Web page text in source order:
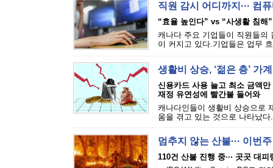
직원 감시 어디까지··· 컴
“효율 높인다” vs “사생활 침해”
캐나다 주요 기업들이 직원들의
이 커지고 있다.기업들은 업무
생활비 상승, ‘젊은 층’ 가
신용카드 사용 늘고 최소 금액만
재정 유연성에 빨간불 들어와
캐나다인들이 생활비 상승으로
움을 겪고 있는 것으로 나타났
멈추지 않는 산불··· 이번
110건 산불 진행 중··· 곳곳 대피